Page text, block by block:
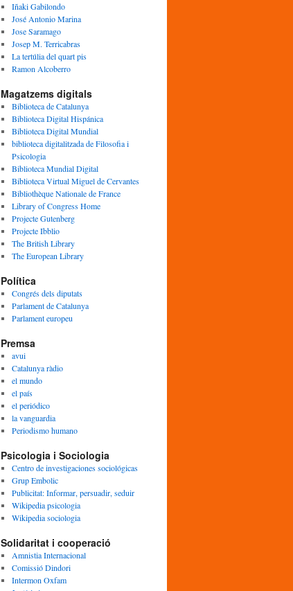
Iñaki Gabilondo
José Antonio Marina
Jose Saramago
Josep M. Terricabras
La tertúlia del quart pis
Ramon Alcoberro
Magatzems digitals
Biblioteca de Catalunya
Biblioteca Digital Hispánica
Biblioteca Digital Mundial
biblioteca digitalitzada de Filosofia i
Psicologia
Biblioteca Mundial Digital
Biblioteca Virtual Miguel de Cervantes
Bibliothèque Nationale de France
Library of Congress Home
Projecte Gutenberg
Projecte Ibblio
The British Library
The European Library
Política
Congrés dels diputats
Parlament de Catalunya
Parlament europeu
Premsa
avui
Catalunya ràdio
el mundo
el país
el periódico
la vanguardia
Periodismo humano
Psicologia i Sociologia
Centro de investigaciones sociológicas
Grup Embolic
Publicitat: Informar, persuadir, seduir
Wikipedia psicologia
Wikipedia sociologia
Solidaritat i cooperació
Amnistia Internacional
Comissió Dindori
Intermon Oxfam